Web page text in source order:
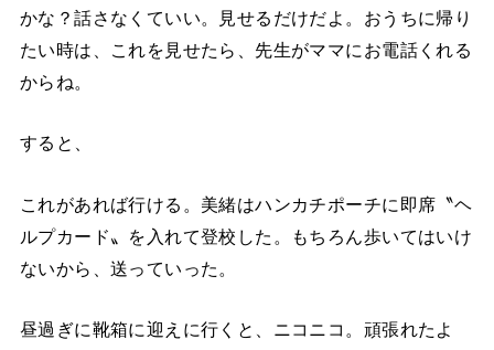
かな？話さなくていい。見せるだけだよ。おうちに帰り
たい時は、これを見せたら、先生がママにお電話くれる
からね。
すると、
これがあれば行ける。美緒はハンカチポーチに即席〝ヘ
ルプカード〟を入れて登校した。もちろん歩いてはいけ
ないから、送っていった。
昼過ぎに靴箱に迎えに行くと、ニコニコ。頑張れたよ